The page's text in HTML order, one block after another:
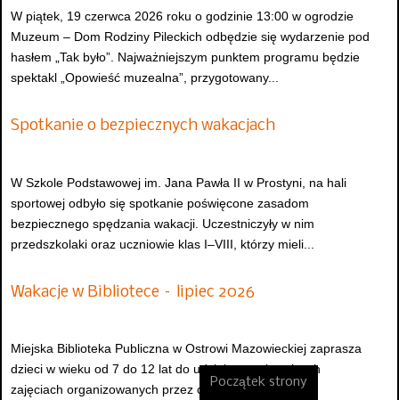
W piątek, 19 czerwca 2026 roku o godzinie 13:00 w ogrodzie
Muzeum – Dom Rodziny Pileckich odbędzie się wydarzenie pod
hasłem „Tak było”. Najważniejszym punktem programu będzie
spektakl „Opowieść muzealna”, przygotowany...
Spotkanie o bezpiecznych wakacjach
W Szkole Podstawowej im. Jana Pawła II w Prostyni, na hali
sportowej odbyło się spotkanie poświęcone zasadom
bezpiecznego spędzania wakacji. Uczestniczyły w nim
przedszkolaki oraz uczniowie klas I–VIII, którzy mieli...
Wakacje w Bibliotece – lipiec 2026
Miejska Biblioteka Publiczna w Ostrowi Mazowieckiej zaprasza
dzieci w wieku od 7 do 12 lat do udziału w wakacyjnych
zajęciach organizowanych przez cały lipiec 2026 roku.
Początek strony